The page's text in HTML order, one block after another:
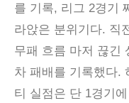
를 기록, 리그 2경기
라앉은 분위기다. 직
무패 흐름 마저 끊긴
차 패배를 기록했다.
티 실점은 단 1경기